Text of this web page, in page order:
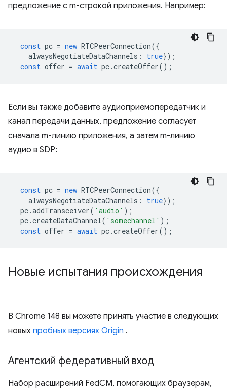
предложение с m-строкой приложения. Например:
const pc = new RTCPeerConnection({
alwaysNegotiateDataChannels : true});
const offer = await pc.createOffer();
Если вы также добавите аудиоприемопередатчик и
канал передачи данных, предложение согласует
сначала m-линию приложения, а затем m-линию
аудио в SDP:
const pc = new RTCPeerConnection({
alwaysNegotiateDataChannels : true});
pc.addTransceiver( 'audio' );
pc.createDataChannel( 'somechannel' );
const offer = await pc.createOffer();
Новые испытания происхождения
В Chrome 148 вы можете принять участие в следующих
новых пробных версиях Origin .
Агентский федеративный вход
Набор расширений FedCM, помогающих браузерам,